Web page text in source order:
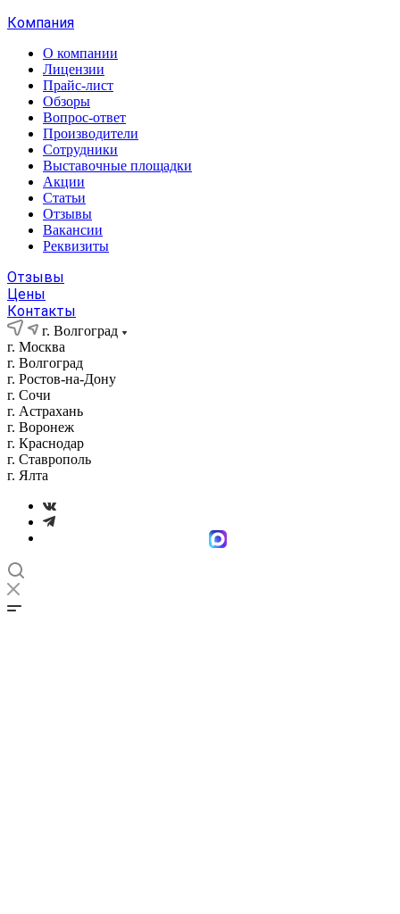
Компания
О компании
Лицензии
Прайс-лист
Обзоры
Вопрос-ответ
Производители
Сотрудники
Выставочные площадки
Акции
Статьи
Отзывы
Вакансии
Реквизиты
Отзывы
Цены
Контакты
г. Волгоград
г. Москва
г. Волгоград
г. Ростов-на-Дону
г. Сочи
г. Астрахань
г. Воронеж
г. Краснодар
г. Ставрополь
г. Ялта